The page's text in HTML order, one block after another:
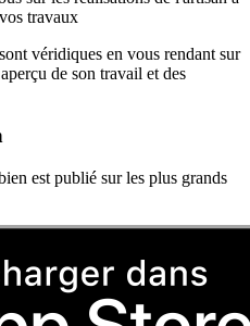
travaux
véridiques en vous rendant sur
de son travail et des
est publié sur les plus grands